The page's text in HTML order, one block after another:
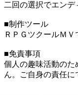
二回の選択でエンデ
■制作ツール
ＲＰＧツクールＭＶ
■免責事項
個人の趣味活動のた
ん。ご自身の責任に